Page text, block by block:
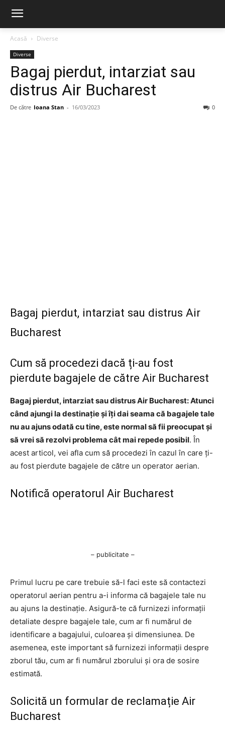
Acasă Diverse
Diverse
Bagaj pierdut, intarziat sau
distrus Air Bucharest
De către Ioana Stan - 16/03/2023 0
Bagaj pierdut, intarziat sau distrus Air
Bucharest
Cum să procedezi dacă ți-au fost
pierdute bagajele de către Air Bucharest
Bagaj pierdut, intarziat sau distrus Air Bucharest: Atunci
când ajungi la destinație și îți dai seama că bagajele tale
nu au ajuns odată cu tine, este normal să fii preocupat și
să vrei să rezolvi problema cât mai repede posibil. În
acest articol, vei afla cum să procedezi în cazul în care ți-
au fost pierdute bagajele de către un operator aerian.
Notifică operatorul Air Bucharest
– publicitate –
Primul lucru pe care trebuie să-l faci este să contactezi
operatorul aerian pentru a-i informa că bagajele tale nu
au ajuns la destinație. Asigură-te că furnizezi informații
detaliate despre bagajele tale, cum ar fi numărul de
identificare a bagajului, culoarea și dimensiunea. De
asemenea, este important să furnizezi informații despre
zborul tău, cum ar fi numărul zborului și ora de sosire
estimată.
Solicită un formular de reclamație Air
Bucharest